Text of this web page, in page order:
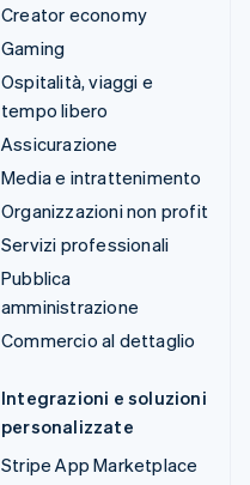
Creator economy
Gaming
Ospitalità, viaggi e
tempo libero
Assicurazione
Media e intrattenimento
Organizzazioni non profit
Servizi professionali
Pubblica
amministrazione
Commercio al dettaglio
Integrazioni e soluzioni
personalizzate
Stripe App Marketplace